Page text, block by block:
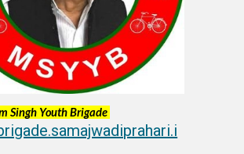
Singh Youth Brigade